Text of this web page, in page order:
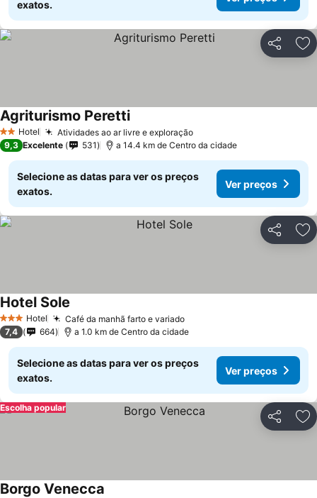
exatos.
Partilhar
2 Estrelas
Hotel Atividades ao ar livre e exploração
Agriturismo Peretti
9,3 Excelente 531 a 14.4 km de Centro da cidade
Selecione as datas para ver os preços
exatos.
Ver preços
Partilhar
3 EstrelasHotel Café da manhã farto e variado
Hotel Sole
7,4 664 a 1.0 km de Centro da cidade
Selecione as datas para ver os preços
exatos.
Ver preços
Partilhar
Escolha popular
Borgo Venecca